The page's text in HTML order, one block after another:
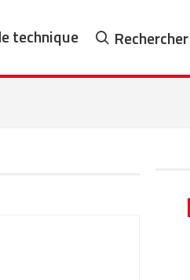
technique Rechercher